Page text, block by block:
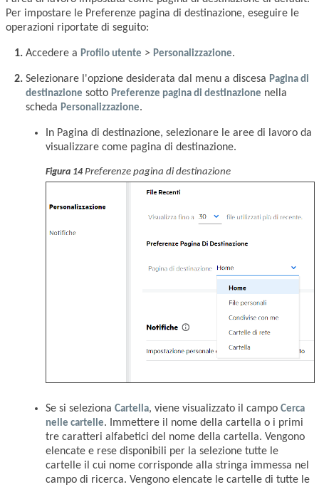
Per impostare le Preferenze pagina di destinazione, eseguire le
operazioni riportate di seguito:
Accedere a Profilo utente > Personalizzazione.
Selezionare l'opzione desiderata dal menu a discesa Pagina di
destinazione sotto Preferenze pagina di destinazione nella
scheda Personalizzazione.
In Pagina di destinazione, selezionare le aree di lavoro da
visualizzare come pagina di destinazione.
Figura 14 Preferenze pagina di destinazione
Se si seleziona Cartella, viene visualizzato il campo Cerca
nelle cartelle. Immettere il nome della cartella o i primi
tre caratteri alfabetici del nome della cartella. Vengono
elencate e rese disponibili per la selezione tutte le
cartelle il cui nome corrisponde alla stringa immessa nel
campo di ricerca. Vengono elencate le cartelle di tutte le